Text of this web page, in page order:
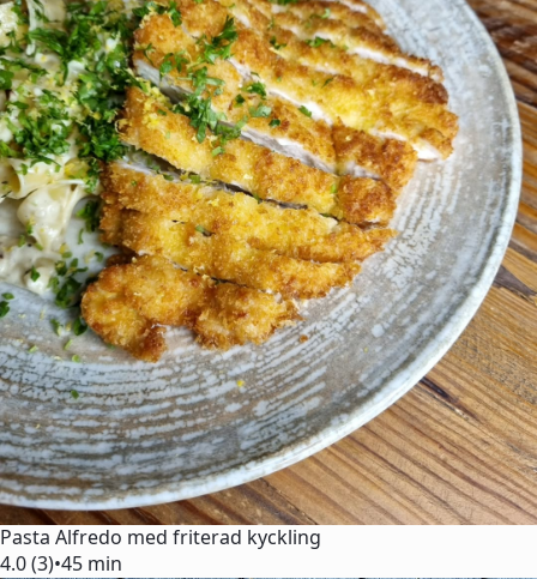
Pasta Alfredo med friterad kyckling
4.0 (3)•45 min